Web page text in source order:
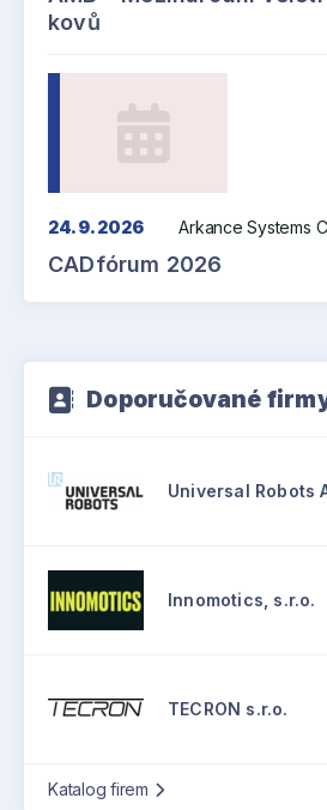
kovů
24. 9. 2026 Arkance Systems
CADfórum 2026
Doporučované
Universal Robots
Innomotics, s.r.o.
TECRON s.r.o.
Katalog firem